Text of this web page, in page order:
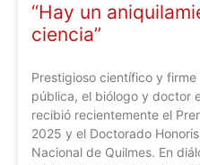
“Hay un
ciencia”
Prestigioso científico y
pública, el biólogo y doctor
recibió recientemente el
2025 y el Doctorado
Nacional de Quilmes. En